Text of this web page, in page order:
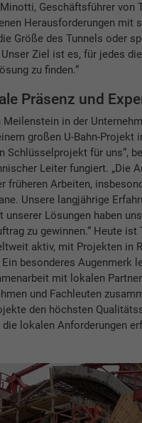
Geschäftsführer von
Herausforderungen mit
Größe des Tunnels oder
Ziel ist es, für jedes
zu finden.“
Präsenz und
Meilenstein in der
großen U-Bahn-Projekt
Schlüsselprojekt für uns“,
Leiter fungiert. „Die
früheren Arbeiten,
Unsere langjährige
unserer Lösungen haben
zu gewinnen.“ Heute
aktiv, mit Projekten in
besonderes Augenmerk
mit lokalen
und Fachleuten
den höchsten
lokalen Anforderungen